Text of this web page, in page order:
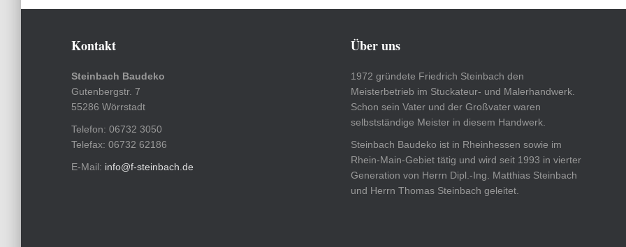
Kontakt
Steinbach Baudeko
Gutenbergstr. 7
55286 Wörrstadt
Telefon: 06732 3050
Telefax: 06732 62186
E-Mail: info@f-steinbach.de
Über uns
1972 gründete Friedrich Steinbach den
Meisterbetrieb im Stuckateur- und Malerhandwerk.
Schon sein Vater und der Großvater waren
selbstständige Meister in diesem Handwerk.
Steinbach Baudeko ist in Rheinhessen sowie im
Rhein-Main-Gebiet tätig und wird seit 1993 in vierter
Generation von Herrn Dipl.-Ing. Matthias Steinbach
und Herrn Thomas Steinbach geleitet.